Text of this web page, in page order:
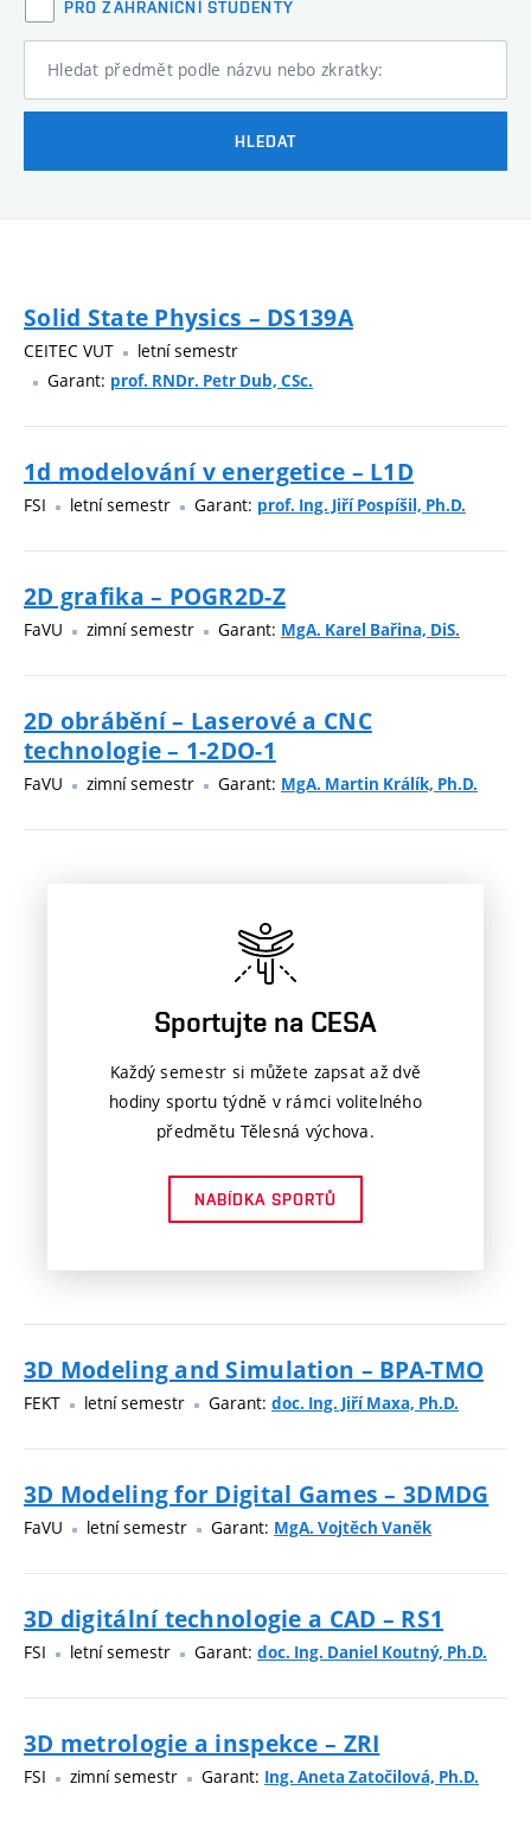
PRO ZAHRANIČNÍ STUDENTY
Hledat předmět podle názvu nebo zkratky:
HLEDAT
Solid State Physics – DS139A
CEITEC VUT
letní semestr
Garant: prof. RNDr. Petr Dub, CSc.
1d modelování v energetice – L1D
FSI letní semestr Garant: prof. Ing. Jiří Pospíšil, Ph.D.
2D grafika – POGR2D-Z
FaVU zimní semestr Garant: MgA. Karel Bařina, DiS.
2D obrábění – Laserové a CNC
technologie – 1-2DO-1
FaVU zimní semestr Garant: MgA. Martin Králík, Ph.D.
Sportujte na CESA
Každý semestr si můžete zapsat až dvě
hodiny sportu týdně v rámci volitelného
předmětu Tělesná výchova.
NABÍDKA SPORTŮ
3D Modeling and Simulation – BPA-TMO
FEKT letní semestr Garant: doc. Ing. Jiří Maxa, Ph.D.
3D Modeling for Digital Games – 3DMDG
FaVU letní semestr Garant: MgA. Vojtěch Vaněk
3D digitální technologie a CAD – RS1
FSI letní semestr Garant: doc. Ing. Daniel Koutný, Ph.D.
3D metrologie a inspekce – ZRI
FSI zimní semestr Garant: Ing. Aneta Zatočilová, Ph.D.